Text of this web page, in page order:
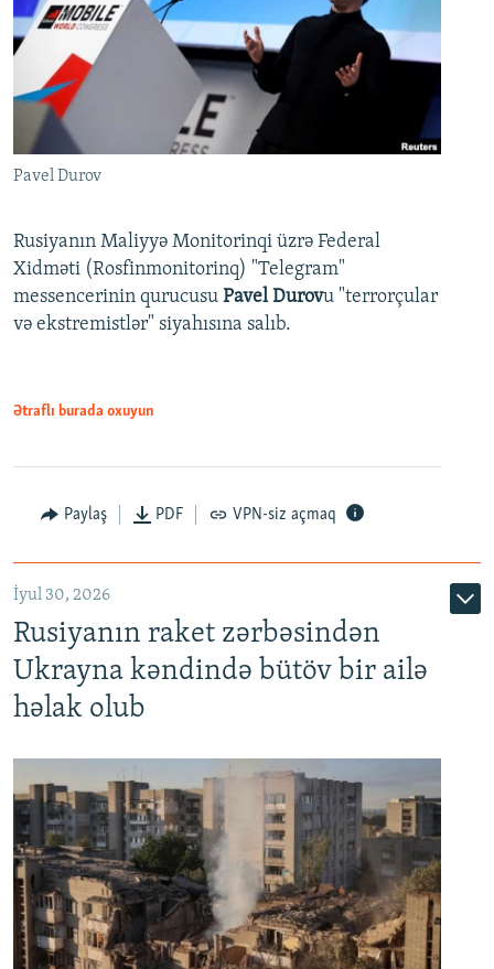
Pavel Durov
Rusiyanın Maliyyə Monitorinqi üzrə Federal
Xidməti (Rosfinmonitorinq) "Telegram"
messencerinin qurucusu Pavel Durovu "terrorçular
və ekstremistlər" siyahısına salıb.
Ətraflı burada oxuyun
Paylaş PDF VPN-siz açmaq
İyul 30, 2026
Rusiyanın raket zərbəsindən
Ukrayna kəndində bütöv bir ailə
həlak olub